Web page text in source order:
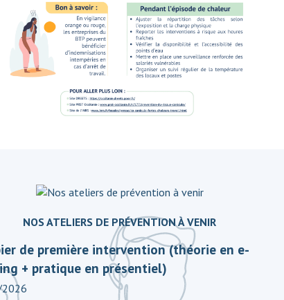
NOS ATELIERS DE PRÉVENTION À VENIR
de première intervention (théorie en e-
+ pratique en présentiel)